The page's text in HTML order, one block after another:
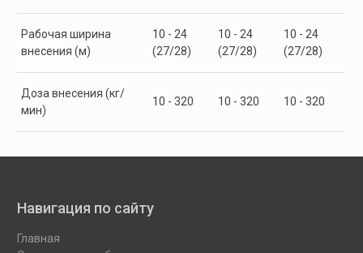
Рабочая ширина
внесения (м)
10 - 24
(27/28)
10 - 24
(27/28)
10 - 24
(27/28)
Доза внесения (кг/
мин)
10 - 320 10 - 320 10 - 320
Навигация по сайту
Главная